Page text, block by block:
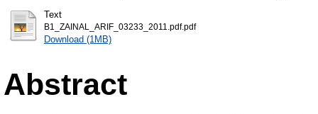
Text
B1_ZAINAL_ARIF_03233_2011.pdf.pdf
Download (1MB)
Abstract